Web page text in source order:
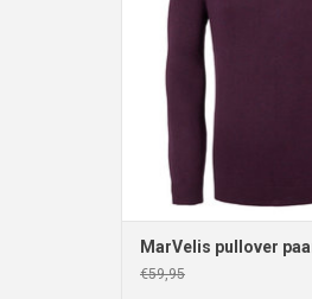
MarVelis pullover
€59,95